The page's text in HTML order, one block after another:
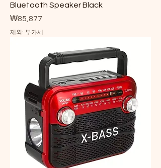
Bluetooth Speaker Black
가격
₩85,877
제외: 부가세